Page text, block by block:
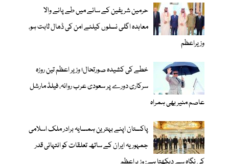
حرمین شریفین کے سائے میں طے پانے والا
معاہدہ اگلی نسلوں کیلئے امن کی ڈھال ثابت ہو،
وزیراعظم
خطے کی کشیدہ صورتحال؛ وزیر اعظم تین روزہ
سرکاری دورے پر سعودی عرب روانہ، فیلڈ مارشل
عاصم منیر بھی ہمراہ
پاکستان اپنے بہترین ہمسایہ برادر ملک اسلامی
جمہوریہ ایران کے ساتھ تعلقات کو انتہائی قدر